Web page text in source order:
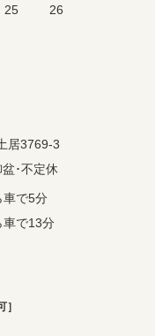
居3769-3
･不定休
車で5分
車で13分
］
25
26